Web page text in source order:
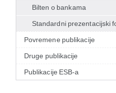
Bilten o bankama
Standardni prezentacijski
Povremene publikacije
Druge publikacije
Publikacije ESB-a